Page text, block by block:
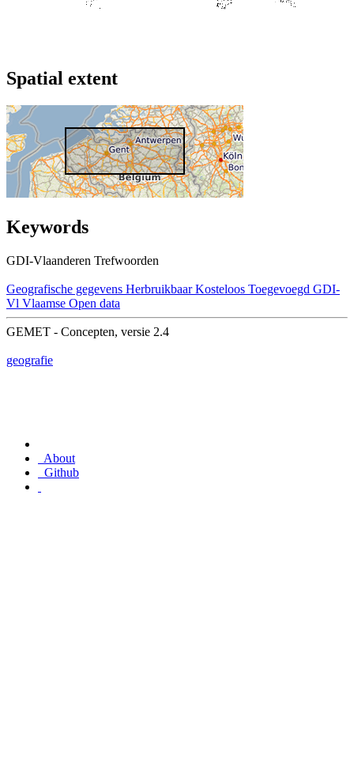
Spatial extent
Keywords
GDI-Vlaanderen Trefwoorden
Geografische gegevens Herbruikbaar Kosteloos Toegevoegd GDI-
Vl Vlaamse Open data
GEMET - Concepten, versie 2.4
geografie
About
Github